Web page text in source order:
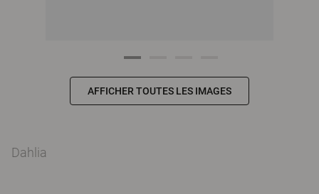
AFFICHER TOUTES LES IMAGES
Dahlia